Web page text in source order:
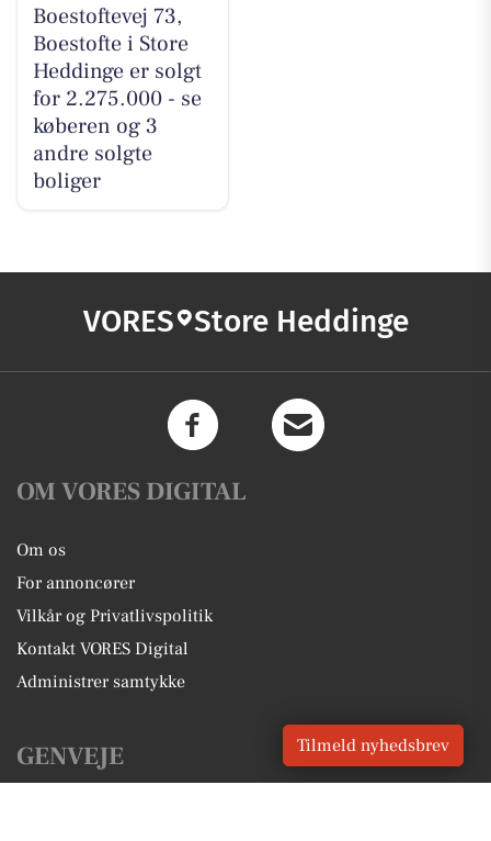
Boestoftevej 73,
Boestofte i Store
Heddinge er solgt
for 2.275.000 - se
køberen og 3
andre solgte
boliger
VORES Store Heddinge
OM VORES DIGITAL
Om os
For annoncører
Vilkår og Privatlivspolitik
Kontakt VORES Digital
Administrer samtykke
GENVEJE Tilmeld nyhedsbrev